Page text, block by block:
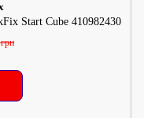
Start Cube 410982430